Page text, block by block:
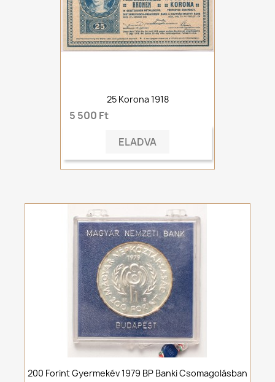
25 Korona 1918
5 500 Ft
ELADVA
200 Forint Gyermekév 1979 BP Banki Csomagolásban